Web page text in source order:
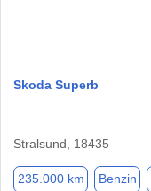
Skoda Superb
Stralsund, 18435
235.000 km Benzin